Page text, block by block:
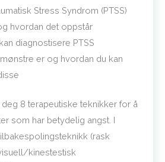
Stress Syndrom (PTSS)
hvordan det oppstår
diagnostisere PTSS
er og hvordan du kan
8 terapeutiske teknikker for å
som har betydelig angst. I
(rask
kinestestisk